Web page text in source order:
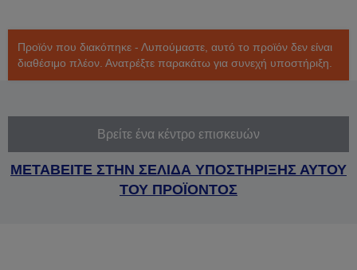
Προϊόν που διακόπηκε - Λυπούμαστε, αυτό το προϊόν δεν είναι
διαθέσιμο πλέον. Ανατρέξτε παρακάτω για συνεχή υποστήριξη.
Βρείτε ένα κέντρο επισκευών
ΜΕΤΑΒΕΙΤΕ ΣΤΗΝ ΣΕΛΙΔΑ ΥΠΟΣΤΗΡΙΞΗΣ ΑΥΤΟΥ
ΤΟΥ ΠΡΟΪΟΝΤΟΣ